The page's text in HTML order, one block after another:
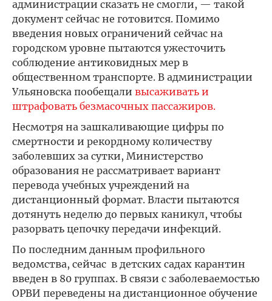
администрации сказать не смогли, — такой
документ сейчас не готовится. Помимо
введения новых ограничений сейчас на
городском уровне пытаются ужесточить
соблюдение антиковидных мер в
общественном транспорте. В администрации
Ульяновска пообещали высаживать и
штрафовать безмасочных пассажиров.
Несмотря на зашкаливающие цифры по
смертности и рекордному количеству
заболевших за сутки, Министерство
образования не рассматривает вариант
перевода учебных учреждений на
дистанционный формат. Власти пытаются
дотянуть неделю до первых каникул, чтобы
разорвать цепочку передачи инфекций.
По последним данным профильного
ведомства, сейчас в детских садах карантин
введен в 80 группах. В связи с заболеваемостью
ОРВИ переведены на дистанционное обучение